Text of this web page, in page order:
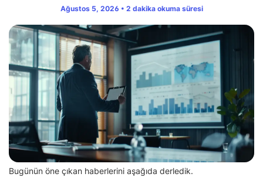
Ağustos 5, 2026 • 2 dakika okuma süresi
Bugünün öne çıkan haberlerini aşağıda derledik.